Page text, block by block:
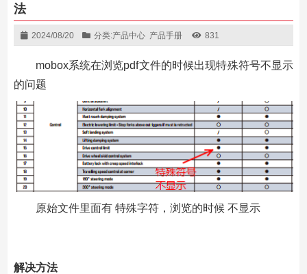
法
2024/08/20 分类:产品中心 产品手册 831
mobox系统在浏览pdf文件的时候出现特殊符号不显示
的问题
原始文件里面有 特殊字符，浏览的时候 不显示
解决方法